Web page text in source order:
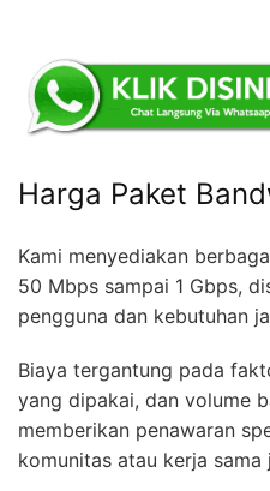
Harga Paket
Kami menyediakan
50 Mbps sampai 1 Gbps,
pengguna dan kebutuhan
Biaya tergantung pada
yang dipakai, dan volume
memberikan penawaran
komunitas atau kerja sama